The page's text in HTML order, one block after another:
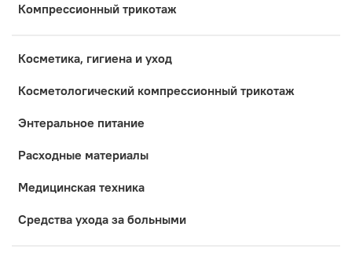
Компрессионный трикотаж
Косметика, гигиена и уход
Коcметологический компрессионный трикотаж
Энтеральное питание
Расходные материалы
Медицинская техника
Средства ухода за больными